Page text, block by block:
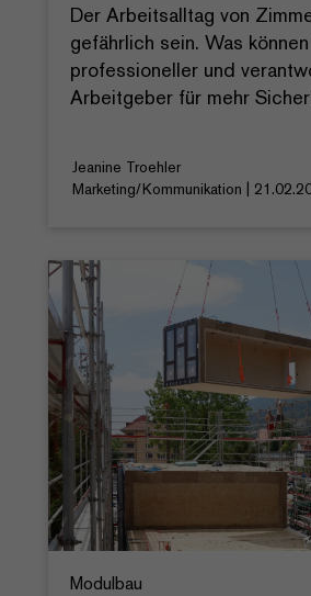
Der Arbeitsalltag von
gefährlich sein. Was
professioneller und
Arbeitgeber für mehr
Jeanine Troehler
Marketing/Kommunikation |
Modulbau